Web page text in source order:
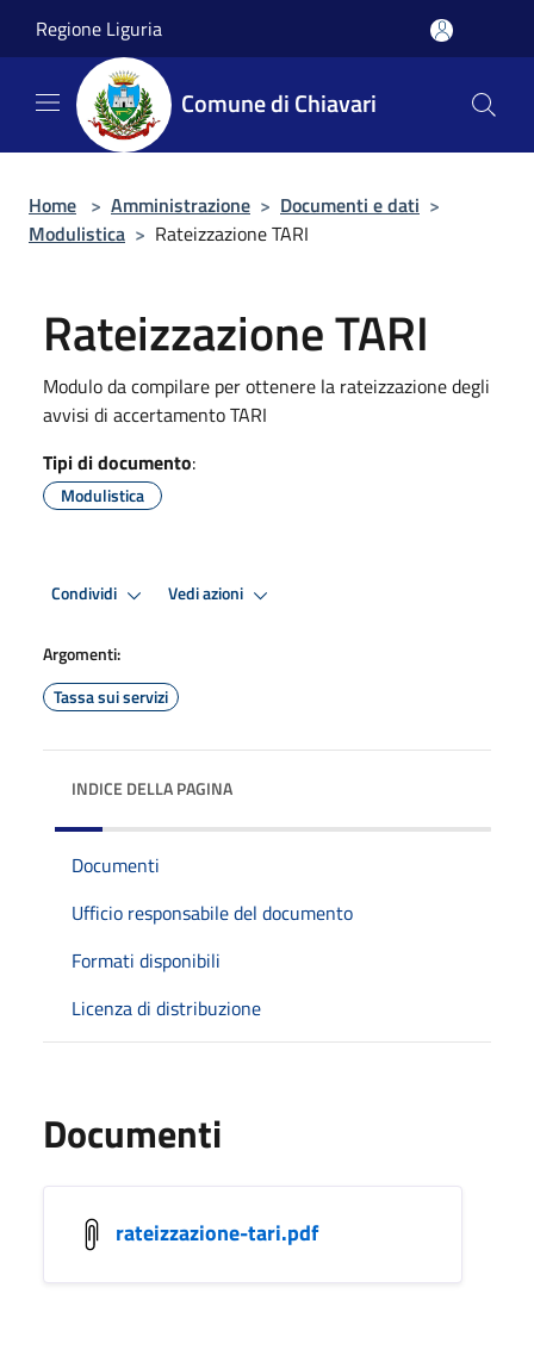
Regione Liguria
Comune di Chiavari
Home > Amministrazione > Documenti e dati >
Modulistica > Rateizzazione TARI
Rateizzazione TARI
Modulo da compilare per ottenere la rateizzazione degli
avvisi di accertamento TARI
Tipi di documento:
Modulistica
Condividi Vedi azioni
Argomenti:
Tassa sui servizi
INDICE DELLA PAGINA
Documenti
Ufficio responsabile del documento
Formati disponibili
Licenza di distribuzione
Documenti
rateizzazione-tari.pdf